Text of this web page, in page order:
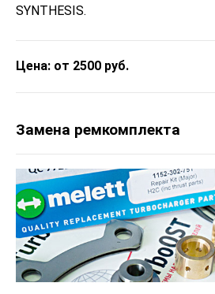
SYNTHESIS.
Цена: от 2500 руб.
Замена ремкомплекта